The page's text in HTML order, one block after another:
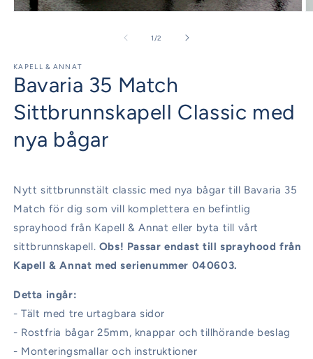
1/av
2
KAPELL & ANNAT
Bavaria 35 Match
Sittbrunnskapell Classic med
nya bågar
Nytt sittbrunnstält classic med nya bågar till Bavaria 35
Match för dig som vill komplettera en befintlig
sprayhood från Kapell & Annat eller byta till vårt
sittbrunnskapell. Obs! Passar endast till sprayhood från
Kapell & Annat med serienummer 040603.
Detta ingår:
- Tält med tre urtagbara sidor
- Rostfria bågar 25mm, knappar och tillhörande beslag
- Monteringsmallar och instruktioner